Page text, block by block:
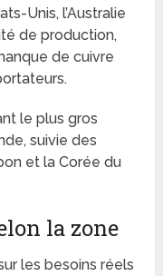
Unis, l’Australie
de production,
de cuivre
le plus gros
suivie des
et la Corée du
la zone
les besoins réels